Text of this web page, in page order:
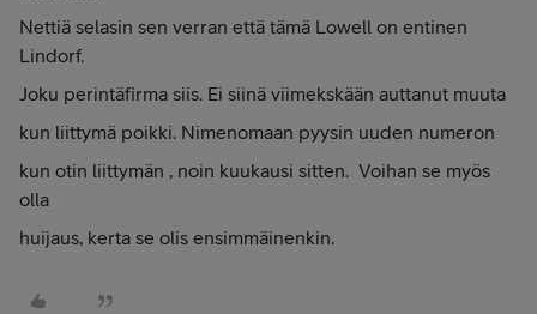
Nettiä selasin sen verran että tämä Lowell on entinen
Lindorf.
Joku perintäfirma siis. Ei siinä viimekskään auttanut muuta
kun liittymä poikki. Nimenomaan pyysin uuden numeron
kun otin liittymän , noin kuukausi sitten. Voihan se myös
olla
huijaus, kerta se olis ensimmäinenkin.